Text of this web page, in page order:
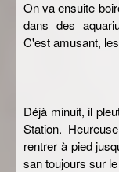
On va ensuite
dans des
C'est amusant,
Déjà minuit, il
Station.
rentrer à pied
san toujours sur